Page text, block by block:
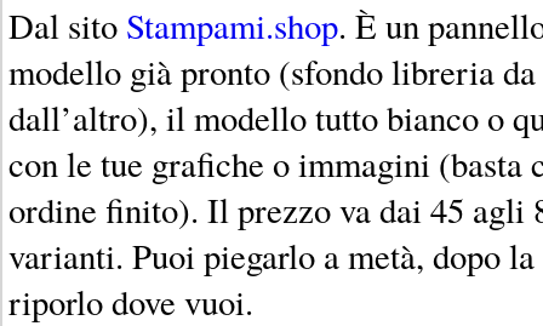
Dal sito Stampami.shop. È un
modello già pronto (sfondo libreria
dall’altro), il modello tutto bianco o
con le tue grafiche o immagini (basta
ordine finito). Il prezzo va dai 45 agli
varianti. Puoi piegarlo a metà, dopo
riporlo dove vuoi.